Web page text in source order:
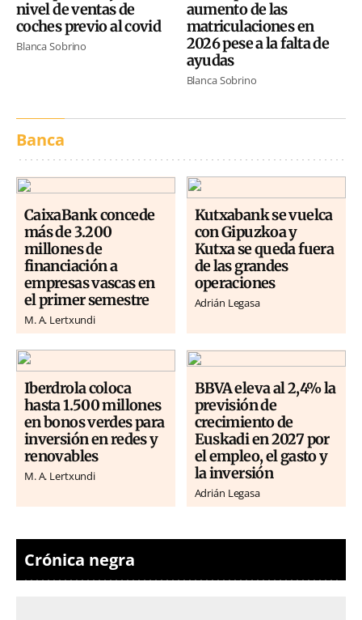
nivel de ventas de
coches previo al covid
Blanca Sobrino
aumento de las
matriculaciones en
2026 pese a la falta de
ayudas
Blanca Sobrino
Banca
CaixaBank concede
más de 3.200
millones de
financiación a
empresas vascas en
el primer semestre
M. A. Lertxundi
Kutxabank se vuelca
con Gipuzkoa y
Kutxa se queda fuera
de las grandes
operaciones
Adrián Legasa
Iberdrola coloca
hasta 1.500 millones
en bonos verdes para
inversión en redes y
renovables
M. A. Lertxundi
BBVA eleva al 2,4% la
previsión de
crecimiento de
Euskadi en 2027 por
el empleo, el gasto y
la inversión
Adrián Legasa
Crónica negra